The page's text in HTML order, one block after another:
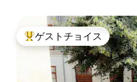
大好評のゲストチョイス
ゲストチョイス